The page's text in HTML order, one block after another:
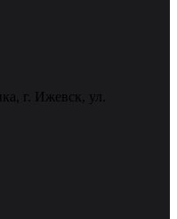
г. Ижевск, ул.